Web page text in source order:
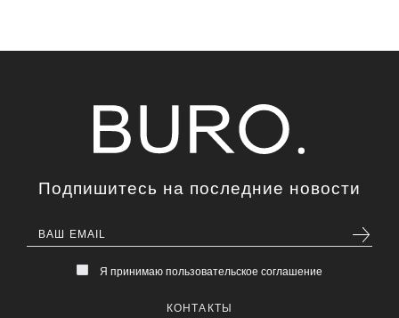
Подпишитесь на последние новости
Я принимаю пользовательское соглашение
КОНТАКТЫ